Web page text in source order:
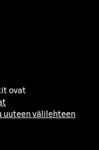
ovat
uuteen välilehteen